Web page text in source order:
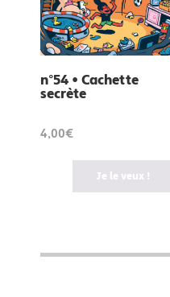
n°54 • Cachette
secrète
4,00€
Je le veux !